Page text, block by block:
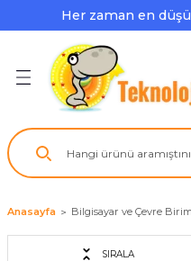
Her zaman enGeri Dön
Geri Dön
ve Ekipmanları
Geri Dön
Çevre Birimleri
Geri Dön
Geri Dön
Geri Dön
Geri Dön
Aksesuarları
/ Powerbank
Anasayfa Bilgisayar ve Çevre
SIRALA